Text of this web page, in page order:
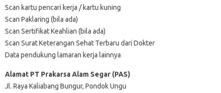
Scan kartu pencari kerja / kartu kuning
Scan Paklaring (bila ada)
Scan Sertifikat Keahlian (bila ada)
Scan Surat Keterangan Sehat Terbaru dari Dokter
Data pendukung lamaran kerja lainnya
Alamat PT Prakarsa Alam Segar (PAS)
Jl. Raya Kaliabang Bungur, Pondok Ungu